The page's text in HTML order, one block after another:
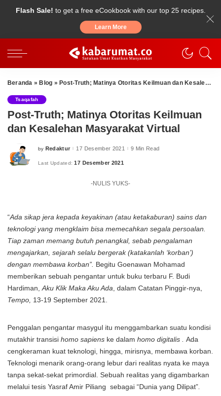
Flash Sale! to get a free eCookbook with our top 25 recipes.
Learn More
Beranda » Blog » Post-Truth; Matinya Otoritas Keilmuan dan Kesalehan Masyarakat Virtual
Tsaqafah
Post-Truth; Matinya Otoritas Keilmuan
dan Kesalehan Masyarakat Virtual
Posted
by Redaktur 17 Desember 2021 9 Min Read
Last Updated: 17 Desember 2021
-NULIS YUKS-
“Ada sikap jera kepada keyakinan (atau ketakaburan) sains dan
teknologi yang mengklaim bisa memecahkan segala persoalan.
Tiap zaman memang butuh penangkal, sebab pengalaman
mengajarkan, sejarah selalu bergerak (katakanlah ‘korban’)
dengan membawa korban”. Begitu Goenawan Mohamad
memberikan sebuah pengantar untuk buku terbaru F. Budi
Hardiman, Aku Klik Maka Aku Ada , dalam Catatan Pinggir-nya,
Tempo, 13-19 September 2021.
Penggalan pengantar masygul itu menggambarkan suatu kondisi
mutakhir transisi homo sapiens ke dalam homo digitalis . Ada
cengkeraman kuat teknologi, hingga, mirisnya, membawa korban.
Teknologi menarik orang-orang lebur dari realitas nyata ke maya
tanpa sekat-sekat primordial. Sebuah realitas yang digambarkan
melalui tesis Yasraf Amir Piliang sebagai “Dunia yang Dilipat”